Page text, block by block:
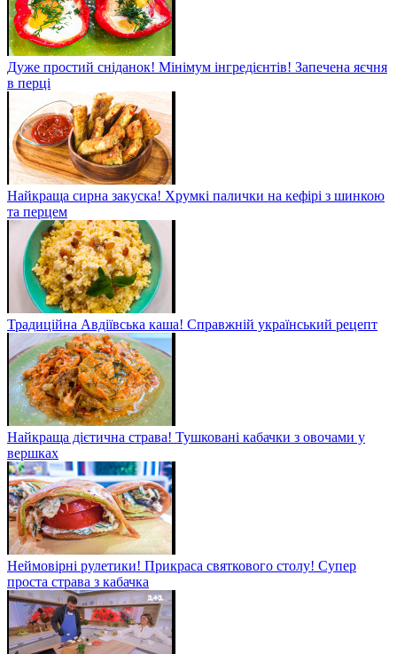
Дуже простий сніданок! Мінімум інгредієнтів! Запечена яєчня
в перці
Найкраща сирна закуска! Хрумкі палички на кефірі з шинкою
та перцем
Традиційна Авдіївська каша! Справжній український рецепт
Найкраща дієтична страва! Тушковані кабачки з овочами у
вершках
Неймовірні рулетики! Прикраса святкового столу! Супер
проста страва з кабачка